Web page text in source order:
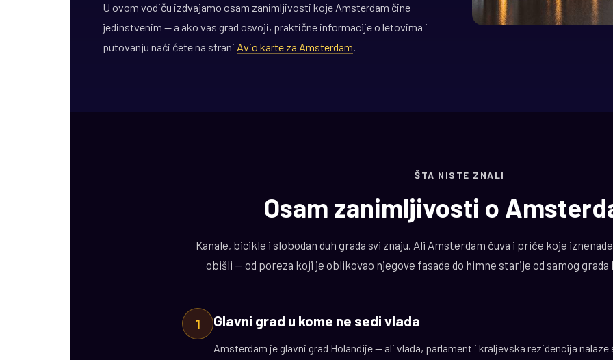
U ovom vodiču izdvajamo osam zanimljivosti koje Amsterdam čine
jedinstvenim — a ako vas grad osvoji, praktične informacije o letovima i
putovanju naći ćete na strani Avio karte za Amsterdam.
ŠTA NISTE ZNALI
Osam zanimljivosti o
Kanale, bicikle i slobodan duh grada svi znaju. Ali Amsterdam čuva i priče koje
obišli — od poreza koji je oblikovao njegove fasade do himne starije od samog grada
1 Glavni grad u kome ne sedi vlada
Amsterdam je glavni grad Holandije — ali vlada, parlament i kraljevska rezidencija nalaze